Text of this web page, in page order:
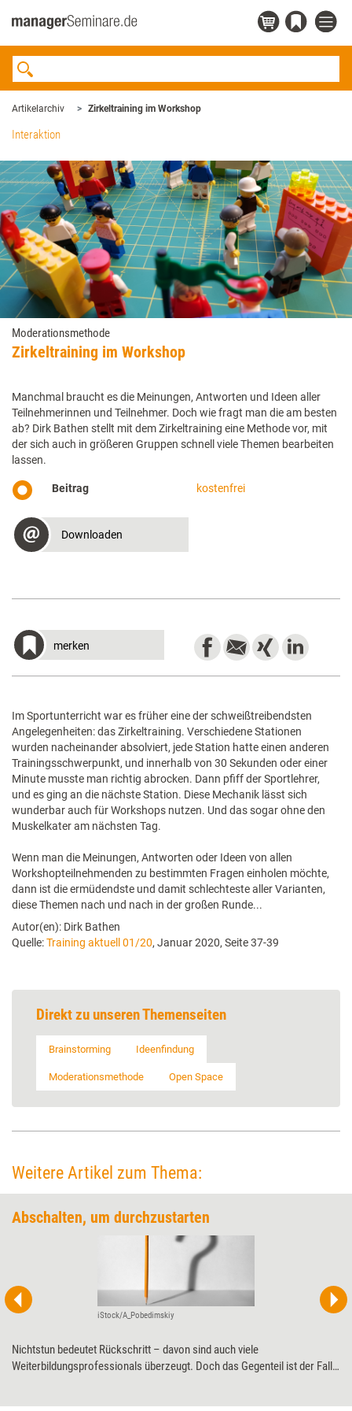
Artikelarchiv Zirkeltraining im Workshop
Interaktion
Moderationsmethode
Zirkeltraining im Workshop
Manchmal braucht es die Meinungen, Antworten und Ideen aller
Teilnehmerinnen und Teilnehmer. Doch wie fragt man die am besten
ab? Dirk Bathen stellt mit dem Zirkeltraining eine Methode vor, mit
der sich auch in größeren Gruppen schnell viele Themen bearbeiten
lassen.
Beitrag kostenfrei
Downloaden
merken
Im Sportunterricht war es früher eine der schweißtreibendsten
Angelegenheiten: das Zirkeltraining. Verschiedene Stationen
wurden nacheinander absolviert, jede Station hatte einen anderen
Trainingsschwerpunkt, und innerhalb von 30 Sekunden oder einer
Minute musste man richtig abrocken. Dann pfiff der Sportlehrer,
und es ging an die nächste Station. Diese Mechanik lässt sich
wunderbar auch für Workshops nutzen. Und das sogar ohne den
Muskelkater am nächsten Tag.
Wenn man die Meinungen, Antworten oder Ideen von allen
Workshopteilnehmenden zu bestimmten Fragen einholen möchte,
dann ist die ermüdendste und damit schlechteste aller Varianten,
diese Themen nach und nach in der großen Runde...
Autor(en): Dirk Bathen
Quelle:Training aktuell 01/20, Januar 2020, Seite 37-39
Direkt zu unseren Themenseiten
Brainstorming Ideenfindung
Moderationsmethode Open Space
Weitere Artikel zum Thema:
Abschalten, um durchzustarten
iStock/A_Pobedimskiy
Nichtstun bedeutet Rückschritt – davon sind auch viele
Weiterbildungsprofessionals überzeugt. Doch das Gegenteil ist der Fall: